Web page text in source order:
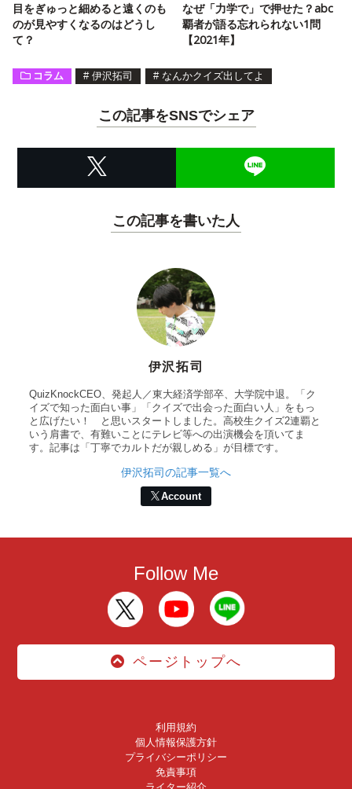
目をぎゅっと細めると遠くのも
のが見やすくなるのはどうし
て？
なぜ「力学で」で押せた？abc
覇者が語る忘れられない1問
【2021年】
コラム # 伊沢拓司 # なんかクイズ出してよ
この記事をSNSでシェア
この記事を書いた人
伊沢拓司
QuizKnockCEO、発起人／東大経済学部卒、大学院中退。「ク
イズで知った面白い事」「クイズで出会った面白い人」をもっ
と広げたい！ と思いスタートしました。高校生クイズ2連覇と
いう肩書で、有難いことにテレビ等への出演機会を頂いてま
す。記事は「丁寧でカルトだが親しめる」が目標です。
伊沢拓司の記事一覧へ
Account
Follow Me
ページトップへ
利用規約
個人情報保護方針
プライバシーポリシー
免責事項